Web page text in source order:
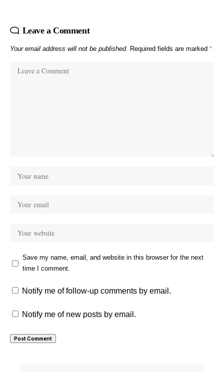
Leave a Comment
Your email address will not be published. Required fields are marked *
Save my name, email, and website in this browser for the next
time I comment.
Notify me of follow-up comments by email.
Notify me of new posts by email.